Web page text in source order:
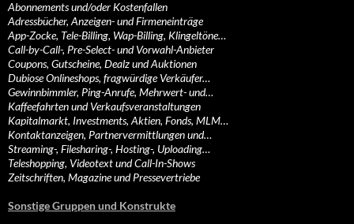
Abonnements und/oder Kostenfallen
Adressbücher, Anzeigen- und Firmeneinträge
App-Zocke, Tele-Billing, Wap-Billing, Klingeltöne…
Call-by-Call-, Pre-Select- und Vorwahl-Anbieter
Coupons, Gutscheine, Dealz und Auktionen
Dubiose Onlineshops, fragwürdige Verkäufer…
Gewinnbimmler, Ping-Anrufe, Mehrwert- und…
Kaffeefahrten und Verkaufsveranstaltungen
Kapitalmarkt, Investments, Aktien, Fonds, MLM…
Kontaktanzeigen, Partnervermittlungen und…
Streaming-, Filesharing-, Hosting-, Uploading…
Teleshopping, Videotext und Call-In-Shows
Zeitschriften, Magazine und Pressevertriebe
Sonstige Gruppen und Konstrukte